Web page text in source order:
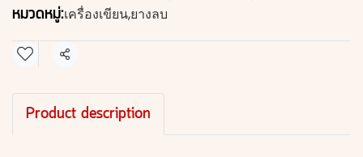
หมวดหมู่:เครื่องเขียน,ยางลบ
แชร์
Product description